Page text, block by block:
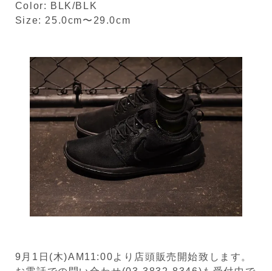
Color: BLK/BLK
Size: 25.0cm〜29.0cm
9月1日(木)AM11:00より店頭販売開始致します。